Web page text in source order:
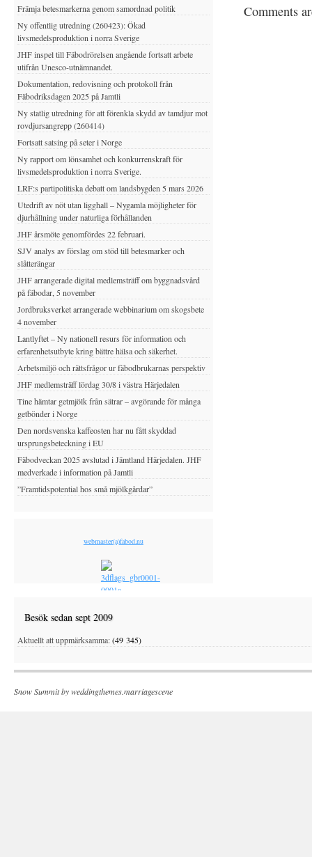
Comments
Främja betesmarkerna genom samordnad politik
Ny offentlig utredning (260423): Ökad
livsmedelsproduktion i norra Sverige
JHF inspel till Fäbodrörelsen angående fortsatt arbete
utifrån Unesco-utnämnandet.
Dokumentation, redovisning och protokoll från
Fäbodriksdagen 2025 på Jamtli
Ny statlig utredning för att förenkla skydd av tamdjur mot
rovdjursangrepp (260414)
Fortsatt satsing på seter i Norge
Ny rapport om lönsamhet och konkurrenskraft för
livsmedelsproduktion i norra Sverige.
LRF:s partipolitiska debatt om landsbygden 5 mars 2026
Utedrift av nöt utan ligghall – Nygamla möjligheter för
djurhållning under naturliga förhållanden
JHF årsmöte genomfördes 22 februari.
SJV analys av förslag om stöd till betesmarker och
slåtterängar
JHF arrangerade digital medlemsträff om byggnadsvård
på fäbodar, 5 november
Jordbruksverket arrangerade webbinarium om skogsbete
4 november
Lantlyftet – Ny nationell resurs för information och
erfarenhetsutbyte kring bättre hälsa och säkerhet.
Arbetsmiljö och rättsfrågor ur fäbodbrukarnas perspektiv
JHF medlemsträff lördag 30/8 i västra Härjedalen
Tine hämtar getmjölk från sätrar – avgörande för många
getbönder i Norge
Den nordsvenska kaffeosten har nu fått skyddad
ursprungsbeteckning i EU
Fäbodveckan 2025 avslutad i Jämtland Härjedalen. JHF
medverkade i information på Jamtli
”Framtidspotential hos små mjölkgårdar”
webmaster(a)fabod.nu
Besök sedan sept 2009
Aktuellt att uppmärksamma:(49 345)
Snow Summit byweddingthemes.marriagescene